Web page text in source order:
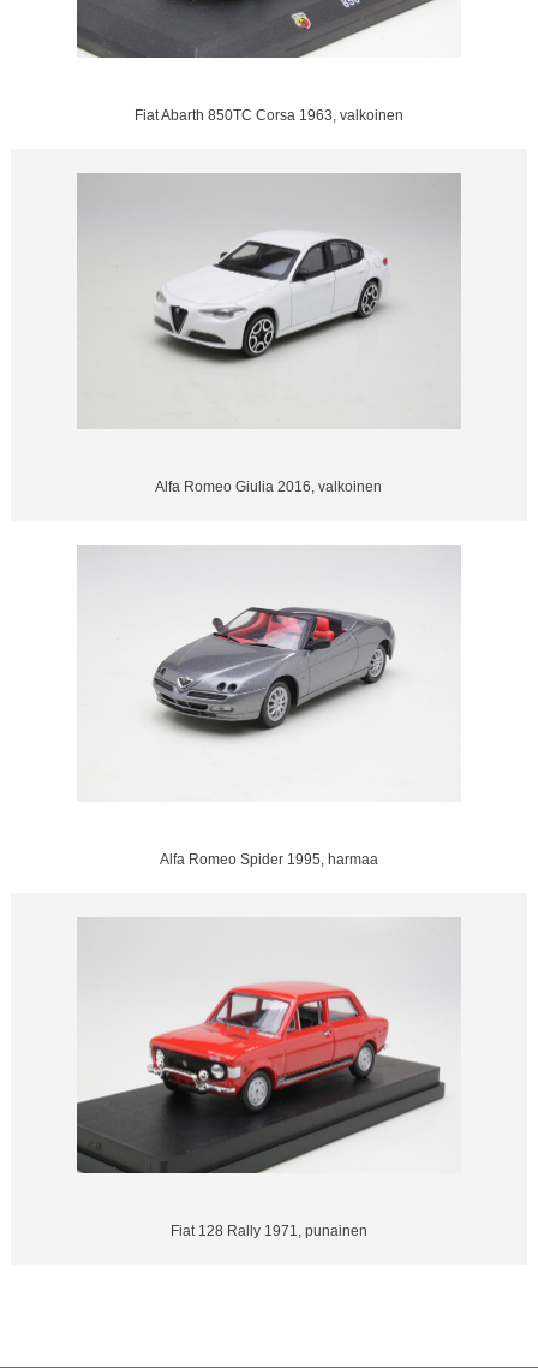
Fiat Abarth 850TC Corsa 1963, valkoinen
Alfa Romeo Giulia 2016, valkoinen
Alfa Romeo Spider 1995, harmaa
Fiat 128 Rally 1971, punainen